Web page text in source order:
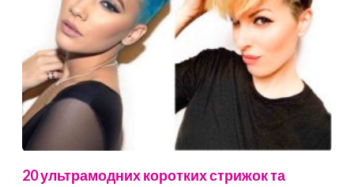
20 ультрамодних коротких стрижок та